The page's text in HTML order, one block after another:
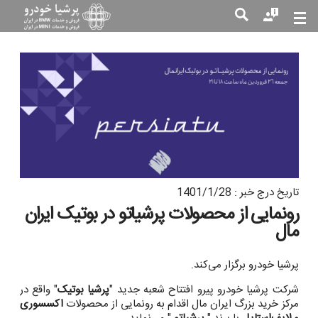
جو
تاریخ درج خبر : 1401/1/28
رونمایی از محصولات پرشیاتو در بوتیک ایران
مال
پرشیا خودرو برگزار می‌کند.
شرکت پرشیا خودرو پیرو افتتاح شعبه جدید "پرشیا بوتیک" واقع در
مرکز خرید بزرگ ایران مال اقدام به رونمایی از محصولات اکسسوری